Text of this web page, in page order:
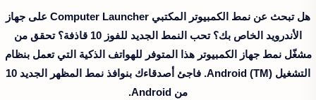
هل تبحث عن نمط الكمبيوتر المكتبي Computer Launcher على جهاز
الأندرويد الخاص بك؟ تحب النمط الجديد للفوز 10 قاذفة؟ تحقق من
مشغّل نمط جهاز الكمبيوتر هذا المتوفر للهواتف الذكية التي تعمل بنظام
التشغيل Android (TM). فاجئ أصدقاءك بنوافذ نمط المظهر الجديد 10
من Android.